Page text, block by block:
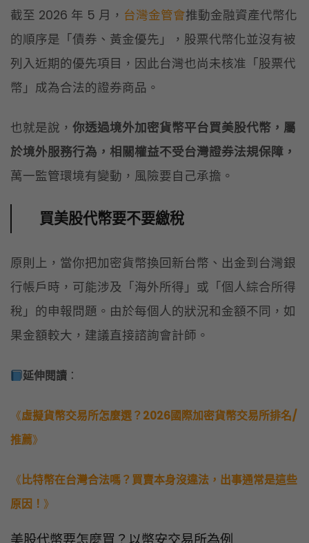
截至 2026 年 5 月， 台灣金管會推動金融資產代幣化
的順序是「債券、黃金優先」，股票代幣化並沒有被
列入近期的優先項目，因此台灣也尚未核准「股票代
幣」成為合法的證券商品。
也就是說， 你透過境外加密貨幣平台買美股代幣，屬
於境外服務行為，相關權益不受台灣證券法規保障，
萬一監管環境有變動，風險要自己承擔。
買美股代幣要不要繳稅
原則上，當你把加密貨幣換回新台幣、出金到台灣銀
行帳戶時，可能涉及「海外所得」或「個人綜合所得
稅」的申報問題。由於每個人的狀況和金額不同，如
果金額較大，建議直接諮詢會計師。
延伸閱讀 ：
《虛擬貨幣交易所怎麼選？2026國際加密貨幣交易所排名/
推薦》
《比特幣在台灣合法嗎？買賣本身沒違法，出事通常是這些
原因！ 》